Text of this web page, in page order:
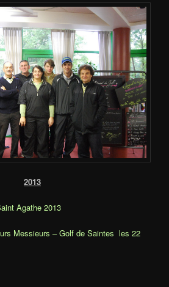
2013
Agathe 2013
Messieurs – Golf de Saintes les 22